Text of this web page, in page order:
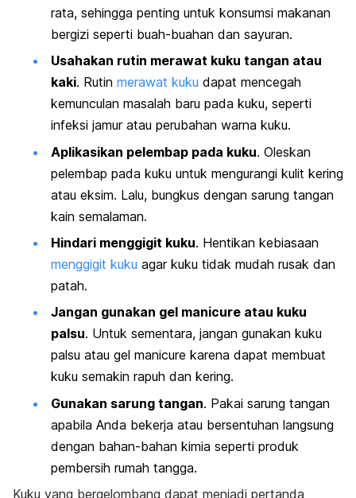
rata, sehingga penting untuk konsumsi makanan
bergizi seperti buah-buahan dan sayuran.
Usahakan rutin merawat kuku tangan atau
kaki. Rutin merawat kuku dapat mencegah
kemunculan masalah baru pada kuku, seperti
infeksi jamur atau perubahan warna kuku.
Aplikasikan pelembap pada kuku. Oleskan
pelembap pada kuku untuk mengurangi kulit kering
atau eksim. Lalu, bungkus dengan sarung tangan
kain semalaman.
Hindari menggigit kuku. Hentikan kebiasaan
menggigit kuku agar kuku tidak mudah rusak dan
patah.
Jangan gunakan gel manicure atau kuku
palsu. Untuk sementara, jangan gunakan kuku
palsu atau gel manicure karena dapat membuat
kuku semakin rapuh dan kering.
Gunakan sarung tangan. Pakai sarung tangan
apabila Anda bekerja atau bersentuhan langsung
dengan bahan-bahan kimia seperti produk
pembersih rumah tangga.
Kuku yang bergelombang dapat menjadi pertanda